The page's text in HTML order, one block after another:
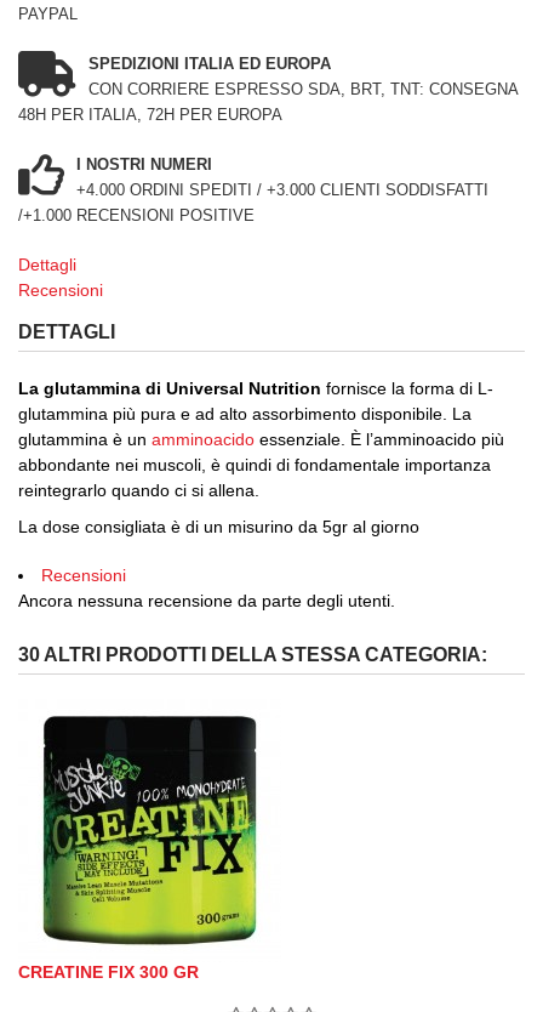
PAYPAL
SPEDIZIONI ITALIA ED EUROPA
CON CORRIERE ESPRESSO SDA, BRT, TNT: CONSEGNA
48H PER ITALIA, 72H PER EUROPA
I NOSTRI NUMERI
+4.000 ORDINI SPEDITI / +3.000 CLIENTI SODDISFATTI
/+1.000 RECENSIONI POSITIVE
Dettagli
Recensioni
DETTAGLI
La glutammina di Universal Nutrition fornisce la forma di L-
glutammina più pura e ad alto assorbimento disponibile. La
glutammina è un amminoacido essenziale. È l’amminoacido più
abbondante nei muscoli, è quindi di fondamentale importanza
reintegrarlo quando ci si allena.
La dose consigliata è di un misurino da 5gr al giorno
Recensioni
Ancora nessuna recensione da parte degli utenti.
30 ALTRI PRODOTTI DELLA STESSA CATEGORIA:
CREATINE FIX 300 GR